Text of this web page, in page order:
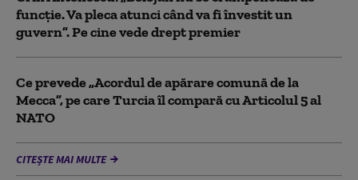
funcție. Va pleca atunci când va fi învestit un
guvern”. Pe cine vede drept premier
Ce prevede „Acordul de apărare comună de la
Mecca”, pe care Turcia îl compară cu Articolul 5 al
NATO
CITEȘTE MAI MULTE